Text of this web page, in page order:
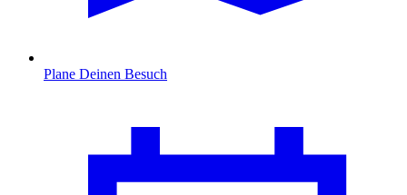
Plane Deinen Besuch